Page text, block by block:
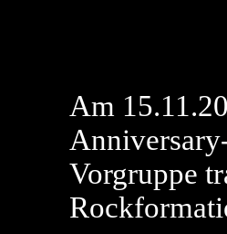
Am
Vorgruppe